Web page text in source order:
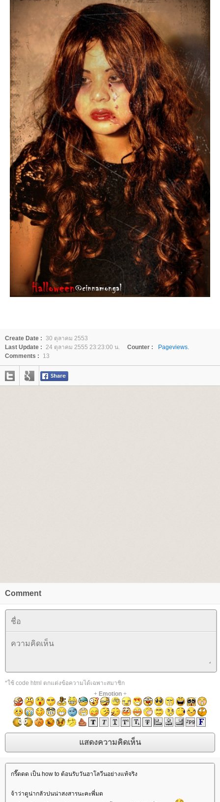
Create Date : 30 ตุลาคม 2553
Last Update : 24 ตุลาคม 2555 23:23:00 น. Counter :
Pageviews.
Comments :
13
Comment
*ใช้ code html ตกแต่งข้อความได้เฉพาะสมาชิก
+ Emotion+
กรี๊ดดด เป็น how to ต้อนรับวันฮาโลวีนอย่างแท้จริง
จ้าว่าดูน่ากลัวปนน่าสงสารนะคะพี่มด